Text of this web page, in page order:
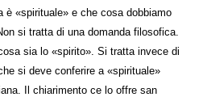
è «spirituale» e che cosa dobbiamo
si tratta di una domanda filosofica.
sia lo «spirito». Si tratta invece di
si deve conferire a «spirituale»
Il chiarimento ce lo offre san